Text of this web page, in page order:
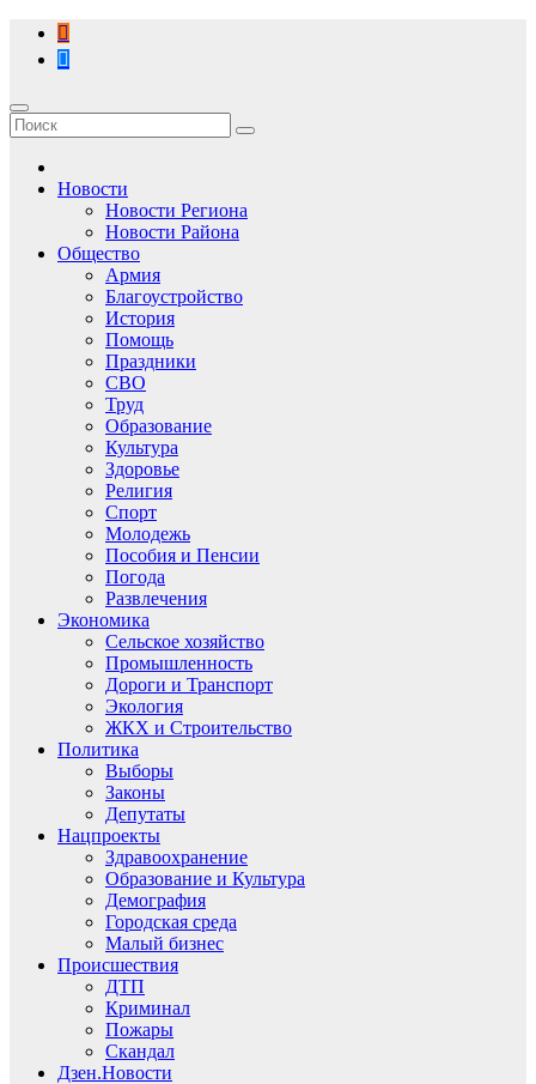
Перейти
содержимому
Новости
Новости Региона
Новости Района
Общество
Армия
Благоустройство
История
Помощь
Праздники
СВО
Труд
Образование
Культура
Здоровье
Религия
Спорт
Молодежь
Пособия и Пенсии
Погода
Развлечения
Экономика
Сельское хозяйство
Промышленность
Дороги и Транспорт
Экология
ЖКХ и Строительство
Политика
Выборы
Законы
Депутаты
Нацпроекты
Здравоохранение
Образование и Культура
Демография
Городская среда
Малый бизнес
Происшествия
ДТП
Криминал
Пожары
Скандал
Дзен.Новости